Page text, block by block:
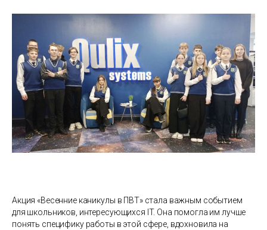
Акция «Весенние каникулы в ПВТ» стала важным событием
для школьников, интересующихся IT. Она помогла им лучше
понять специфику работы в этой сфере, вдохновила на